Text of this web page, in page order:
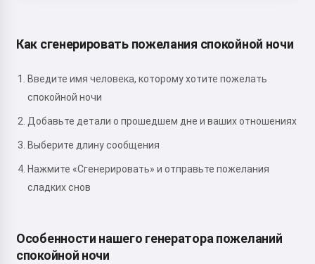
Как сгенерировать пожелания спокойной ночи
Введите имя человека, которому хотите пожелать
спокойной ночи
Добавьте детали о прошедшем дне и ваших отношениях
Выберите длину сообщения
Нажмите «Сгенерировать» и отправьте пожелания
сладких снов
Особенности нашего генератора пожеланий
спокойной ночи